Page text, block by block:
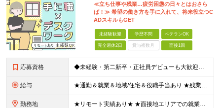
≪立ち仕事や残業…疲労困憊の日々とはおさら
ば！≫ 希望の働き方を手に入れて、将来役立つC
ADスキルもGET
未経験歓迎 学歴不問 ベテランOK
完全週休2日 賞与複数月 面接1回
応募資格 ◆未経験・第二新卒・正社員デビューも大歓迎／経験・知識ゼロでOK！ ◆学歴不問 ★人物重視 ★入社前の経験・スキルはゼロでOK CADの基本的な知識・操作経験がある方は歓迎します。 地方在住の方も
給与 ★通勤＆就業＆地域/住宅＆役職手当あり ★残業代は全額支給 ★選べる給与制度あり！ ■東京・神奈川・千葉・埼玉勤務の場合 月給24.5万円～55万円＋諸手当 （残業代は全額支給） (20,000円の
勤務地 ★リモート実績あり★ ★面接地エリアでの就業率92％以上！ 『地元で働きたい』という希望に、業界トップクラス約7,000件の取引事業所数、90,000件以上のプロジェクトから検討をいたします。 全